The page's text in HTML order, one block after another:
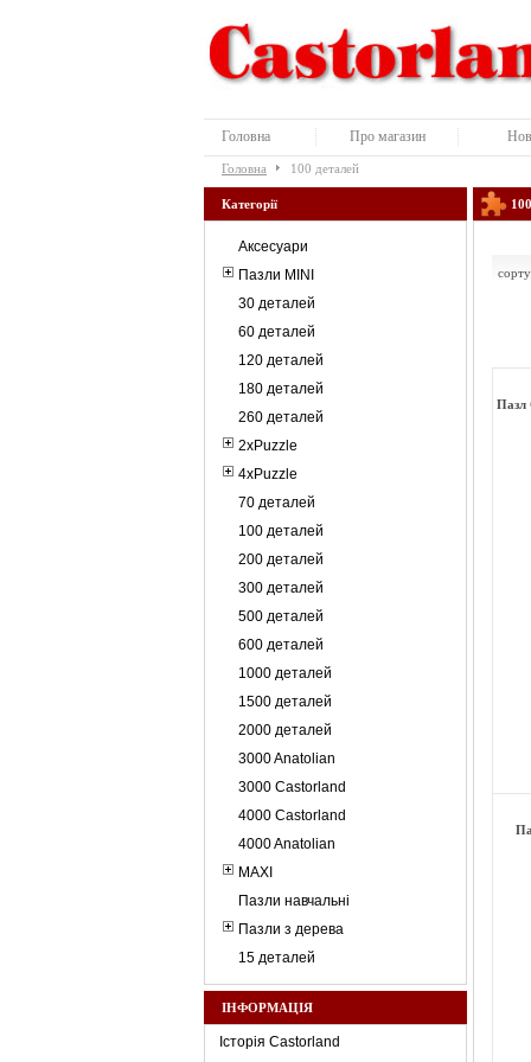
Головна Про магазин
Головна 100 деталей
Категорії
Аксесуари
Пазли MINI
30 деталей
60 деталей
120 деталей
180 деталей
260 деталей
2xPuzzle
4xPuzzle
70 деталей
100 деталей
200 деталей
300 деталей
500 деталей
600 деталей
1000 деталей
1500 деталей
2000 деталей
3000 Anatolian
3000 Castorland
4000 Castorland
4000 Anatolian
MAXI
Пазли навчальні
Пазли з дерева
15 деталей
ІНФОРМАЦІЯ
Історія Castorland
Пазл